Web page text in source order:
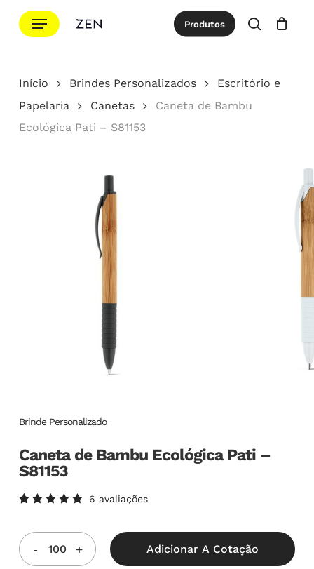
para
principal
Menu Produtos
procurar
Cotação Close
Início Brindes Personalizados
Escritório e
Papelaria
Canetas
Caneta de Bambu
Ecológica Pati – S81153
Brinde Personalizado
Caneta de Bambu Ecológica Pati –
S81153
5.00de
5, com
baseado
em
6 avaliações
Adicionar A Cotação